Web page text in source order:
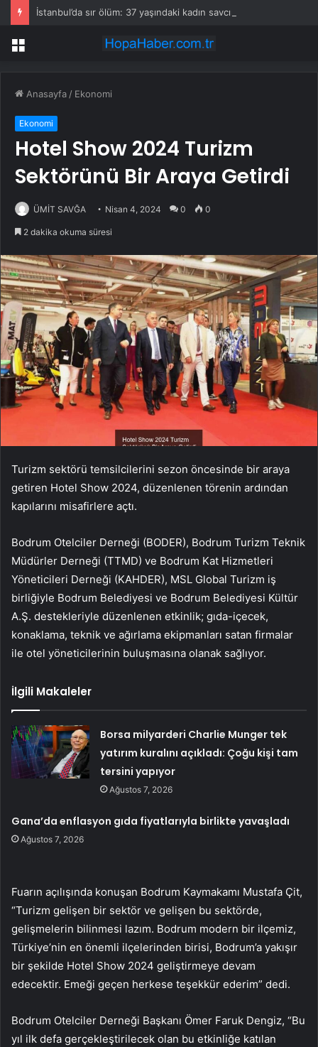
Menü
Anasayfa / Ekonomi
Ekonomi
Hotel Show 2024 Turizm
Sektörünü Bir Araya Getirdi
ÜMİT SAVĞA Nisan 4, 2024 0 0
2 dakika okuma süresi
Turizm sektörü temsilcilerini sezon öncesinde bir araya
getiren Hotel Show 2024, düzenlenen törenin ardından
kapılarını misafirlere açtı.
Bodrum Otelciler Derneği (BODER), Bodrum Turizm Teknik
Müdürler Derneği (TTMD) ve Bodrum Kat Hizmetleri
Yöneticileri Derneği (KAHDER), MSL Global Turizm iş
birliğiyle Bodrum Belediyesi ve Bodrum Belediyesi Kültür
A.Ş. destekleriyle düzenlenen etkinlik; gıda-içecek,
konaklama, teknik ve ağırlama ekipmanları satan firmalar
ile otel yöneticilerinin buluşmasına olanak sağlıyor.
İlgili Makaleler
Borsa milyarderi Charlie Munger tek
yatırım kuralını açıkladı: Çoğu kişi tam
tersini yapıyor
Ağustos 7, 2026
Gana’da enflasyon gıda fiyatlarıyla birlikte yavaşladı
Ağustos 7, 2026
Fuarın açılışında konuşan Bodrum Kaymakamı Mustafa Çit,
“Turizm gelişen bir sektör ve gelişen bu sektörde,
gelişmelerin bilinmesi lazım. Bodrum modern bir ilçemiz,
Türkiye’nin en önemli ilçelerinden birisi, Bodrum’a yakışır
bir şekilde Hotel Show 2024 geliştirmeye devam
edecektir. Emeği geçen herkese teşekkür ederim” dedi.
Bodrum Otelciler Derneği Başkanı Ömer Faruk Dengiz, “Bu
yıl ilk defa gerçekleştirilecek olan bu etkinliğe katılan